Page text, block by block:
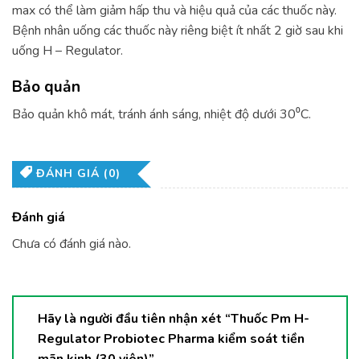
max có thể làm giảm hấp thu và hiệu quả của các thuốc này.
Bệnh nhân uống các thuốc này riêng biệt ít nhất 2 giờ sau khi
uống H – Regulator.
Bảo quản
Bảo quản khô mát, tránh ánh sáng, nhiệt độ dưới 30⁰C.
ĐÁNH GIÁ (0)
Đánh giá
Chưa có đánh giá nào.
Hãy là người đầu tiên nhận xét “Thuốc Pm H-
Regulator Probiotec Pharma kiểm soát tiền